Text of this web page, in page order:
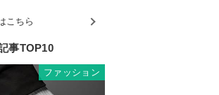
こちら
事TOP10
ファッション